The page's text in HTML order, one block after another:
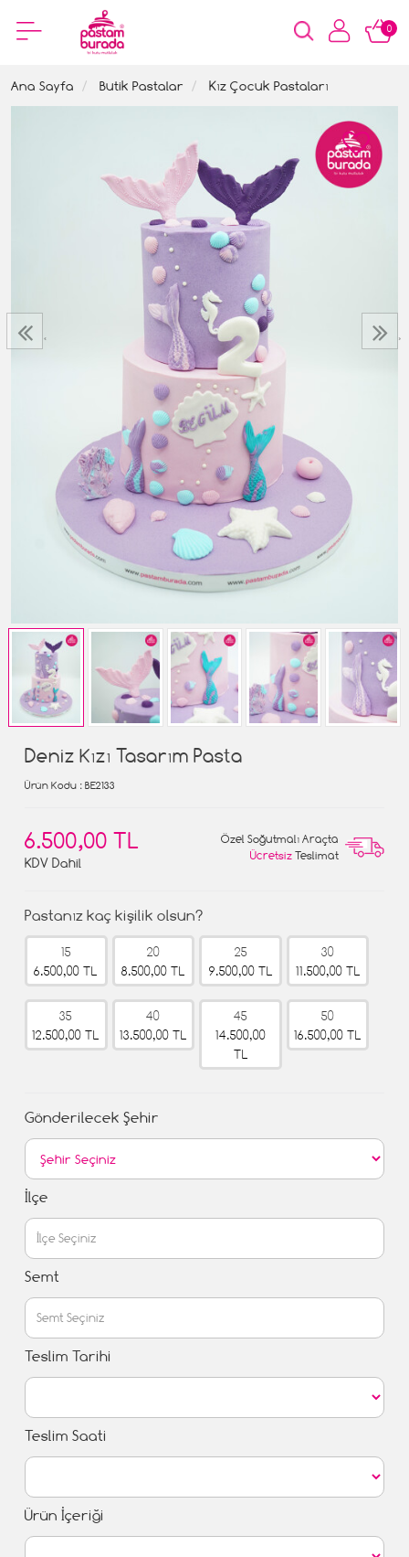
0
Ana Sayfa Butik Pastalar Kız Çocuk Pastaları
‹ ›
Deniz Kızı Tasarım Pasta
Ürün Kodu : BE2133
6.500,00 TL
KDV Dahil
Özel Soğutmalı Araçta
Ücretsiz Teslimat
Pastanız kaç kişilik olsun?
15
6.500,00 TL
20
8.500,00 TL
25
9.500,00 TL
30
11.500,00 TL
35
12.500,00 TL
40
13.500,00 TL
45
14.500,00
TL
50
16.500,00 TL
Gönderilecek Şehir
İlçe
Semt
Teslim Tarihi
Teslim Saati
Ürün İçeriği